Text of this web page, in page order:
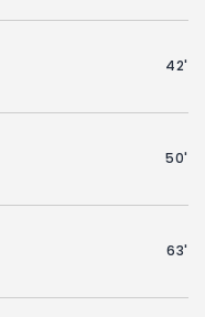
42'
50'
63'